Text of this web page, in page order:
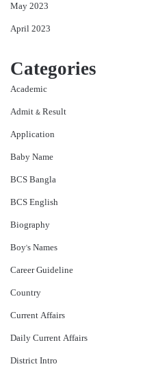
May 2023
April 2023
Categories
Academic
Admit & Result
Application
Baby Name
BCS Bangla
BCS English
Biography
Boy's Names
Career Guideline
Country
Current Affairs
Daily Current Affairs
District Intro